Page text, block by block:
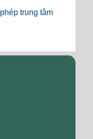
trung tâm